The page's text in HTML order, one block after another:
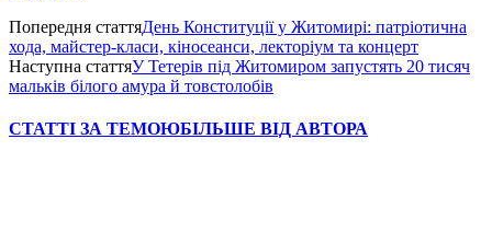
Попередня статтяДень Конституції у Житомирі: патріотична
хода, майстер-класи, кіносеанси, лекторіум та концерт
Наступна статтяУ Тетерів під Житомиром запустять 20 тисяч
мальків білого амура й товстолобів
СТАТТІ ЗА ТЕМОЮБІЛЬШЕ ВІД АВТОРА